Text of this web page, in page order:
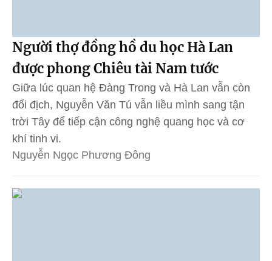
Người thợ đồng hồ du học Hà Lan
được phong Chiêu tài Nam tước
Giữa lúc quan hệ Đàng Trong và Hà Lan vẫn còn
đối địch, Nguyễn Văn Tú vẫn liều mình sang tận
trời Tây để tiếp cận công nghệ quang học và cơ
khí tinh vi.
Nguyễn Ngọc Phương Đông